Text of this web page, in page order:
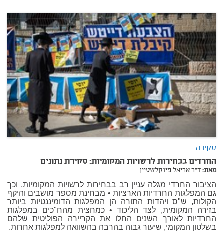
סקירה
החרדים בבחירות לרשויות המקומיות: סקירת נתונים
מאת:ד"ר אריאל פינקלשטיין
הציבור החרדי מגלה עניין רב בבחירות לרשויות המקומיות, וכך
גם המפלגות החרדיות הארציות • מבחינת מספר מושבים והיקף
הקולות, ש"ס ויהדות התורה הן המפלגות הדומיננטיות ביותר
בזירה המקומית, לצד הליכוד • כמחצית מהח"כים במפלגות
החרדיות לאורך השנים החלו את הקריירה הפוליטית שלהם
בשלטון המקומי, שיעור גבוה בהרבה בהשוואה למפלגות אחרות.